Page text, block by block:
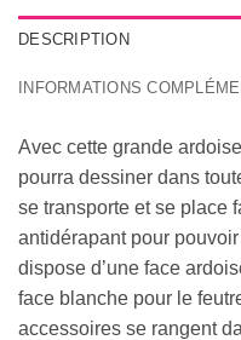
DESCRIPTION
INFORMATIONS
Avec cette grande
pourra dessiner dans
se transporte et se place
antidérapant pour
dispose d’une face
face blanche pour le
accessoires se rangent